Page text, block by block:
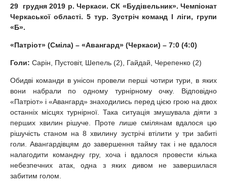
29 грудня 2019 р. Черкаси. СК «Будівельник». Чемпіонат
Черкаської області. 5тур. Зустріч команд І ліги, групи
«Б».
«Патріот» (Сміла) – «Авангард» (Черкаси) – 7:0 (4:0)
Голи: Сарін, Пустовіт, Шепель (2), Гайдай, Черепенко (2)
Обидві команди в унісон провели перші чотири тури, в яких
вони набрали по одному турнірному очку. Відповідно
«Патріот» і «Авангард» знаходились перед цією грою на двох
останніх місцях турнірної. Така ситуація змушувала діяти з
перших хвилин рішуче. Проте лише смілянам вдалося цю
рішучість станом на 8 хвилину зустрічі втілити у три забиті
голи. Авангардівцям до завершення тайму так і не вдалося
налагодити командну гру, хоча і вдалося провести кілька
небезпечних атак, одна з яких дивом не завершилася
забитим голом.